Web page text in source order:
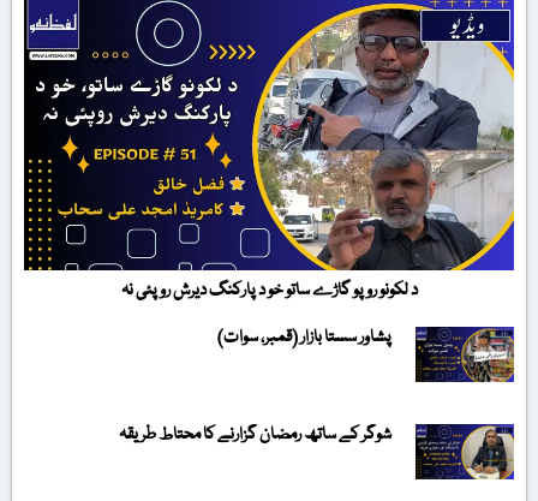
د لکونو روپو گاڑے ساتو خو د پارکنگ دیرش روپئی نہ
پشاور سستا بازار (قمبر، سوات)
شوگر کے ساتھ رمضان گزارنے کا محتاط طریقہ